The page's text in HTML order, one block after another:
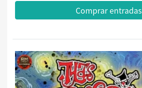
Comprar entradas